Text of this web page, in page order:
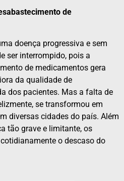
de
doença progressiva e sem
ser interrompido, pois a
de medicamentos gera
da qualidade de
dos pacientes. Mas a falta de
se transformou em
diversas cidades do país. Além
tão grave e limitante, os
o descaso do